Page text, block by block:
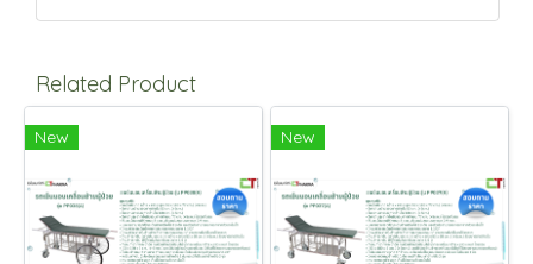
Related Product
New New